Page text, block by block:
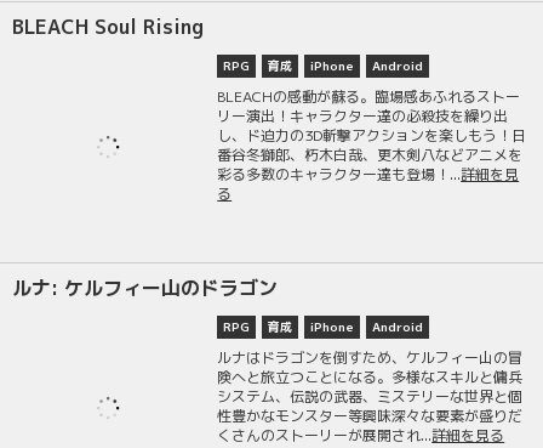
BLEACH Soul Rising
RPG 育成 iPhone Android
BLEACHの感動が蘇る。臨場感あふれるストー
リー演出！キャラクター達の必殺技を繰り出
し、ド迫力の3D斬撃アクションを楽しもう！日
番谷冬獅郎、朽木白哉、更木剣八などアニメを
彩る多数のキャラクター達も登場！...詳細を見
る
ルナ: ケルフィー山のドラゴン
RPG 育成 iPhone Android
ルナはドラゴンを倒すため、ケルフィー山の冒
険へと旅立つことになる。多様なスキルと傭兵
システム、伝説の武器、ミステリーな世界と個
性豊かなモンスター等興味深々な要素が盛りだ
くさんのストーリーが展開され...詳細を見る